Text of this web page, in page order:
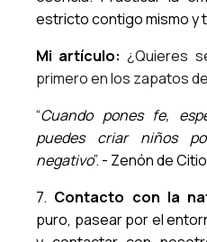
estricto contigo mismo y
Mi artículo:¿Quieres
primero en los zapatos
“Cuando pones fe,
puedes criar niños
negativo”. - Zenón de Citio
7. Contacto con la
puro, pasear por el